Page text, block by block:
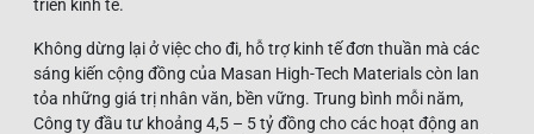
triển kinh tế.
Không dừng lại ở việc cho đi, hỗ trợ kinh tế đơn thuần mà các
sáng kiến cộng đồng của Masan High-Tech Materials còn lan
tỏa những giá trị nhân văn, bền vững. Trung bình mỗi năm,
Công ty đầu tư khoảng 4,5 – 5 tỷ đồng cho các hoạt động an